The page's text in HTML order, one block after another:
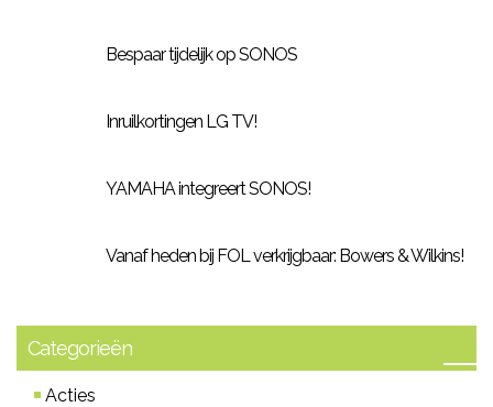
Bespaar tijdelijk op SONOS
Inruilkortingen LG TV!
YAMAHA integreert SONOS!
Vanaf heden bij FOL verkrijgbaar: Bowers & Wilkins!
Categorieën
Acties